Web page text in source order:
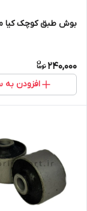
بوش طبق کوچک کیا
240,000
افزودن به